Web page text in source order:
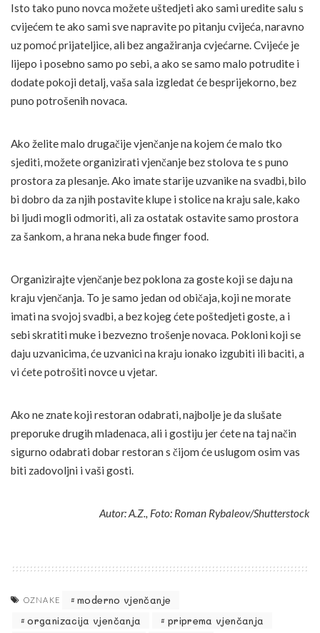
Isto tako puno novca možete uštedjeti ako sami uredite salu s
cvijećem te ako sami sve napravite po pitanju cvijeća, naravno
uz pomoć prijateljice, ali bez angažiranja cvjećarne. Cvijeće je
lijepo i posebno samo po sebi, a ako se samo malo potrudite i
dodate pokoji detalj, vaša sala izgledat će besprijekorno, bez
puno potrošenih novaca.
Ako želite malo drugačije vjenčanje na kojem će malo tko
sjediti, možete organizirati vjenčanje bez stolova te s puno
prostora za plesanje. Ako imate starije uzvanike na svadbi, bilo
bi dobro da za njih postavite klupe i stolice na kraju sale, kako
bi ljudi mogli odmoriti, ali za ostatak ostavite samo prostora
za šankom, a hrana neka bude finger food.
Organizirajte vjenčanje bez poklona za goste koji se daju na
kraju vjenčanja. To je samo jedan od običaja, koji ne morate
imati na svojoj svadbi, a bez kojeg ćete poštedjeti goste, a i
sebi skratiti muke i bezvezno trošenje novaca. Pokloni koji se
daju uzvanicima, će uzvanici na kraju ionako izgubiti ili baciti, a
vi ćete potrošiti novce u vjetar.
Ako ne znate koji restoran odabrati, najbolje je da slušate
preporuke drugih mladenaca, ali i gostiju jer ćete na taj način
sigurno odabrati dobar restoran s čijom će uslugom osim vas
biti zadovoljni i vaši gosti.
Autor: A.Z., Foto: Roman Rybaleov/Shutterstock
OZNAKE
moderno vjenčanje
organizacija vjenčanja
priprema vjenčanja